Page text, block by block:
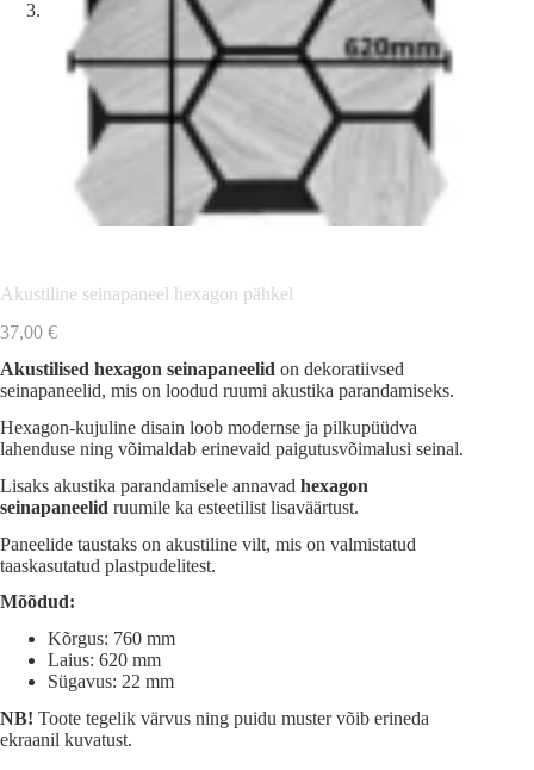
Akustiline seinapaneel hexagon pähkel
37,00 €
Akustilised hexagon seinapaneelid on dekoratiivsed
seinapaneelid, mis on loodud ruumi akustika parandamiseks.
Hexagon-kujuline disain loob modernse ja pilkupüüdva
lahenduse ning võimaldab erinevaid paigutusvõimalusi seinal.
Lisaks akustika parandamisele annavad hexagon
seinapaneelid ruumile ka esteetilist lisaväärtust.
Paneelide taustaks on akustiline vilt, mis on valmistatud
taaskasutatud plastpudelitest.
Mõõdud:
Kõrgus: 760 mm
Laius: 620 mm
Sügavus: 22 mm
NB! Toote tegelik värvus ning puidu muster võib erineda
ekraanil kuvatust.